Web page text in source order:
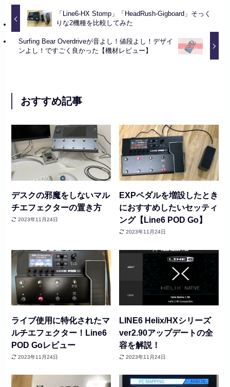
「Line6-HX Stomp」「HeadRush-Gigboard」そっく
りな2機種を比較してみた
Surfing Bear Overdriveが音よし！値段よし！デザイ
ンよし！ですごく良かった【機材レビュー】
おすすめ記事
デスクの邪魔をしないマル
チエフェクターの置き方
2023年11月24日
EXPペダルを増設したとき
におすすめしたいセッティ
ング【Line6 POD Go】
2023年11月24日
ライブ使用に特化されたマ
ルチエフェクター！Line6
POD Goレビュー
2023年11月24日
LINE6 Helix/HXシリーズ
ver2.90アップデートの全
容を解説！
2023年11月24日